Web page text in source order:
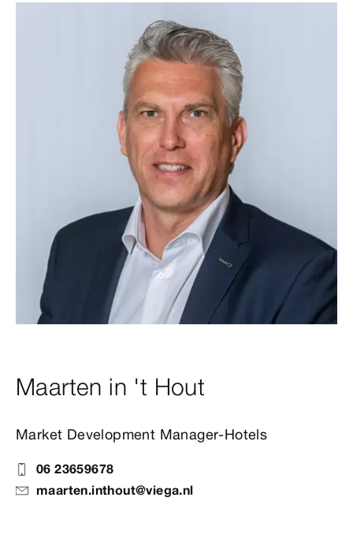
Maarten in 't Hout
Market Development Manager-Hotels
06 23659678
maarten.inthout@viega.nl